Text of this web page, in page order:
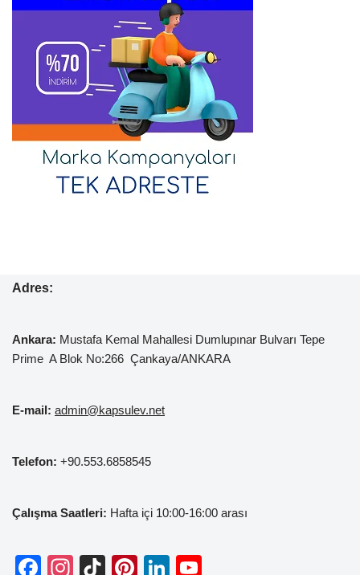
Adres:
Ankara: Mustafa Kemal Mahallesi Dumlupınar Bulvarı Tepe
Prime A Blok No:266 Çankaya/ANKARA
E-mail: admin@kapsulev.net
Telefon: +90.553.6858545
Çalışma Saatleri: Hafta içi 10:00-16:00 arası
F
In
Ti
Pi
Li